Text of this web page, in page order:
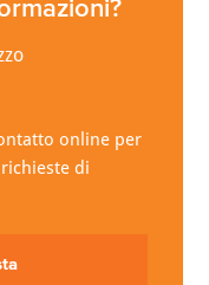
online per
di